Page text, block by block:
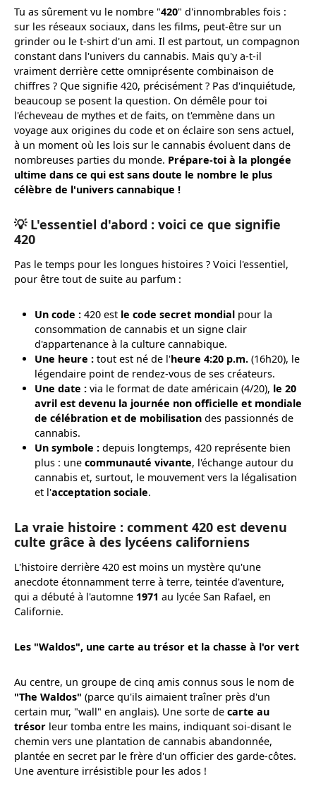
Tu as sûrement vu le nombre "420" d'innombrables fois :
sur les réseaux sociaux, dans les films, peut-être sur un
grinder ou le t-shirt d'un ami. Il est partout, un compagnon
constant dans l'univers du cannabis. Mais qu'y a-t-il
vraiment derrière cette omniprésente combinaison de
chiffres ? Que signifie 420, précisément ? Pas d'inquiétude,
beaucoup se posent la question. On démêle pour toi
l'écheveau de mythes et de faits, on t'emmène dans un
voyage aux origines du code et on éclaire son sens actuel,
à un moment où les lois sur le cannabis évoluent dans de
nombreuses parties du monde. Prépare-toi à la plongée
ultime dans ce qui est sans doute le nombre le plus
célèbre de l'univers cannabique !
💡 L'essentiel d'abord : voici ce que signifie
420
Pas le temps pour les longues histoires ? Voici l'essentiel,
pour être tout de suite au parfum :
Un code :420 est le code secret mondialpour la
consommation de cannabis et un signe clair
d'appartenance à la culture cannabique.
Une heure :tout est né de l'heure 4:20 p.m.(16h20), le
légendaire point de rendez-vous de ses créateurs.
Une date :via le format de date américain (4/20), le 20
avril est devenu la journée non officielle et mondiale
de célébration et de mobilisationdes passionnés de
cannabis.
Un symbole :depuis longtemps, 420 représente bien
plus : une communauté vivante, l'échange autour du
cannabis et, surtout, le mouvement vers la légalisation
et l'acceptation sociale.
La vraie histoire : comment 420 est devenu
culte grâce à des lycéens californiens
L'histoire derrière 420 est moins un mystère qu'une
anecdote étonnamment terre à terre, teintée d'aventure,
qui a débuté à l'automne 1971 au lycée San Rafael, en
Californie.
Les "Waldos", une carte au trésor et la chasse à l'or vert
Au centre, un groupe de cinq amis connus sous le nom de
"The Waldos" (parce qu'ils aimaient traîner près d'un
certain mur, "wall" en anglais). Une sorte de carte au
trésor leur tomba entre les mains, indiquant soi-disant le
chemin vers une plantation de cannabis abandonnée,
plantée en secret par le frère d'un officier des garde-côtes.
Une aventure irrésistible pour les ados !